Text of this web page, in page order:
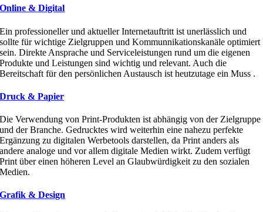
Online & Digital
Ein professioneller und aktueller Internetauftritt ist unerlässlich und
sollte für wichtige Zielgruppen und Kommunnikationskanäle optimiert
sein. Direkte Ansprache und Serviceleistungen rund um die eigenen
Produkte und Leistungen sind wichtig und relevant. Auch die
Bereitschaft für den persönlichen Austausch ist heutzutage ein Muss .
Druck & Papier
Die Verwendung von Print-Produkten ist abhängig von der Zielgruppe
und der Branche. Gedrucktes wird weiterhin eine nahezu perfekte
Ergänzung zu digitalen Werbetools darstellen, da Print anders als
andere analoge und vor allem digitale Medien wirkt. Zudem verfügt
Print über einen höheren Level an Glaubwürdigkeit zu den sozialen
Medien.
Grafik & Design